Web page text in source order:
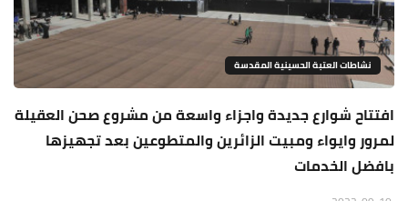
نشاطات العتبة الحسينية المقدسة
افتتاح شوارع جديدة واجزاء واسعة من مشروع صحن العقيلة
لمرور وايواء ومبيت الزائرين والمتطوعين بعد تجهيزها
بافضل الخدمات